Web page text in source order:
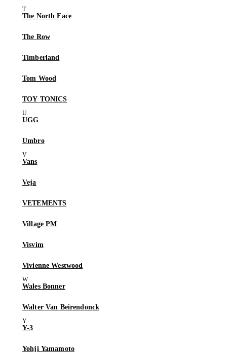
The North Face
The Row
Timberland
Tom Wood
TOY TONICS
UGG
Umbro
Vans
Veja
VETEMENTS
Village PM
Visvim
Vivienne Westwood
Wales Bonner
Walter Van Beirendonck
Y-3
Yohji Yamamoto